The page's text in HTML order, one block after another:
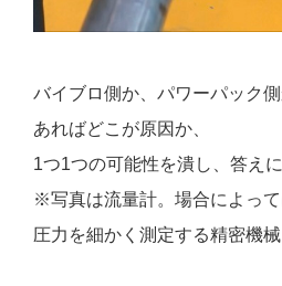
バイブロ側か、パワーパック
あればどこが原因か、
1つ1つの可能性を潰し、答えに
※写真は流量計。場合によっ
圧力を細かく測定する精密機械